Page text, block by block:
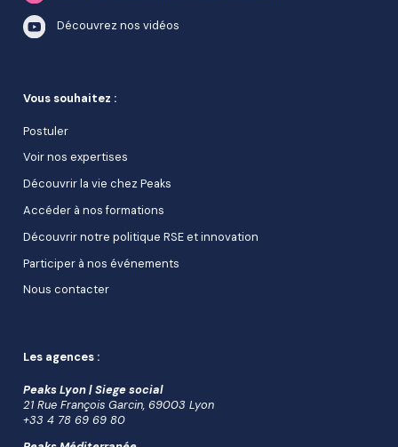
Découvrez nos vidéos
Vous souhaitez :
Postuler
Voir nos expertises
Découvrir la vie chez Peaks
Accéder à nos formations
Découvrir notre politique RSE et innovation
Participer à nos événements
Nous contacter
Les agences :
Peaks Lyon | Siege social
21 Rue François Garcin, 69003 Lyon
+33 4 78 69 69 80